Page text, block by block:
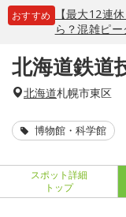
おすすめ
【最大12連
ら？混雑ピ
北海道鉄道
北海道札幌市東区
博物館・科学館
スポット詳細
トップ